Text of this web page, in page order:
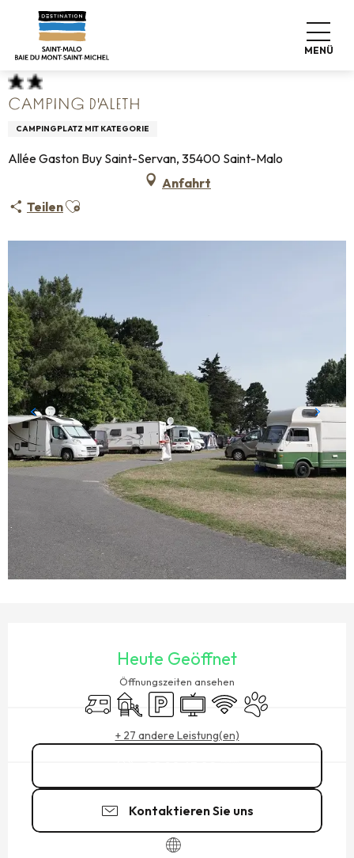
contenu
MENÜ
Startseite
Campingplätze
CAMPING D'ALETH
CAMPINGPLATZ MIT KATEGORIE
Allée Gaston Buy Saint-Servan, 35400 Saint-Malo
Anfahrt
TeilenAjouter aux favoris
Heute Geöffnet
Öffnungszeiten ansehen
Empfang von Wohnmobilen
Spiele für Kinder / Spielplatz
ParkplatzFernsehen
Wi-Fi Tiere erlaubt
+ 27 andere Leistung(en)
Kontaktieren Sie uns